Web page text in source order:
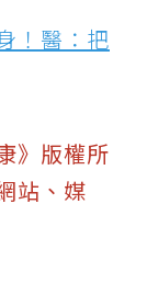
！醫：把
》版權所
站、媒